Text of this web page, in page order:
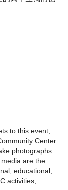
to this event,
Center
photographs
are the
educational,
activities,